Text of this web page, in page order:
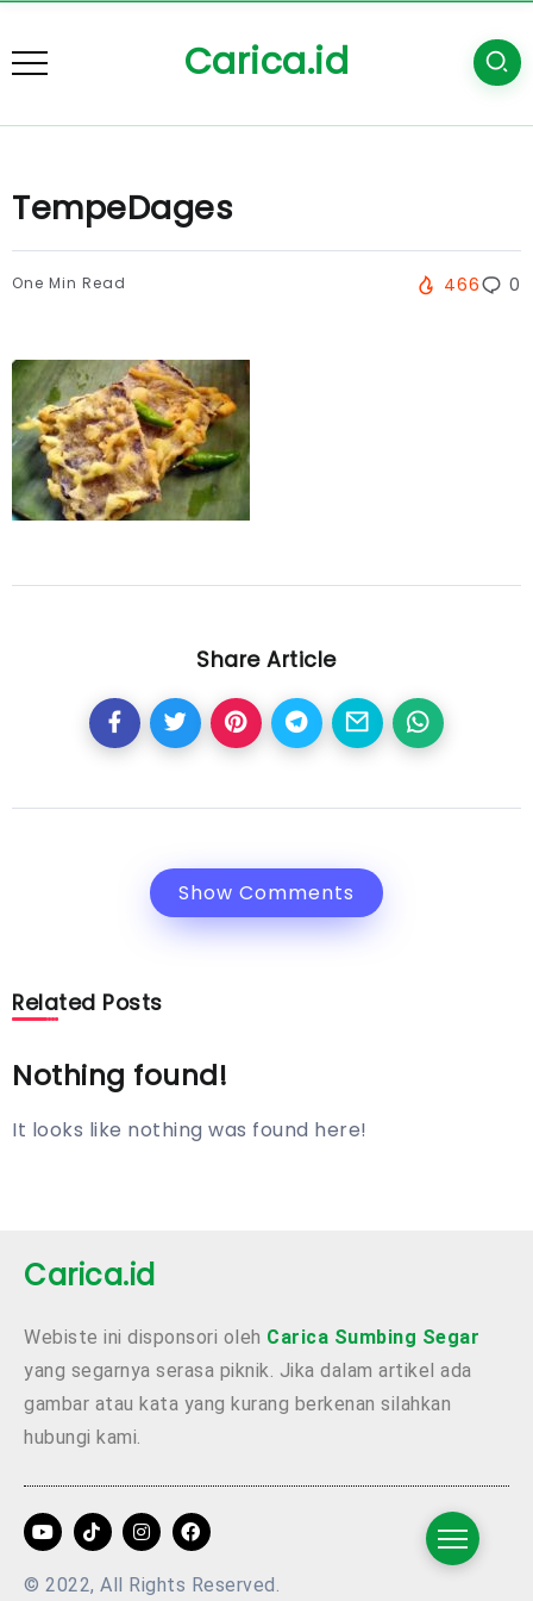
Carica.id
TempeDages
One Min Read 466 0
Share Article
Show Comments
Related Posts
Nothing found!
It looks like nothing was found here!
Carica.id
Webiste ini disponsori oleh Carica Sumbing Segar
yang segarnya serasa piknik. Jika dalam artikel ada
gambar atau kata yang kurang berkenan silahkan
hubungi kami.
© 2022, All Rights Reserved.